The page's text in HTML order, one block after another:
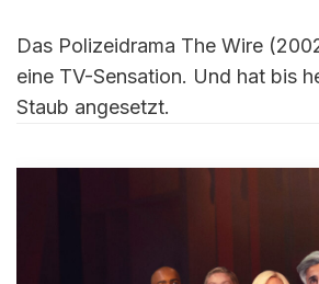
Das Polizeidrama The Wire
eine TV-Sensation. Und hat bis
Staub angesetzt.